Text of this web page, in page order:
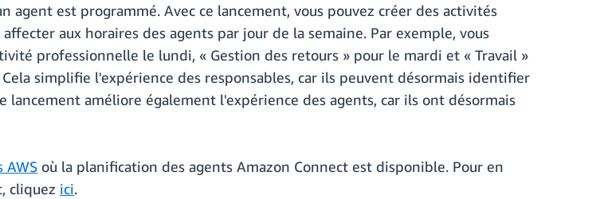
est programmé. Avec ce lancement, vous pouvez créer des activités
aux horaires des agents par jour de la semaine. Par exemple, vous
professionnelle le lundi, « Gestion des retours » pour le mardi et « Travail »
simplifie l'expérience des responsables, car ils peuvent désormais identifier
améliore également l'expérience des agents, car ils ont désormais
AWS où la planification des agents Amazon Connect est disponible. Pour en
cliquez ici.